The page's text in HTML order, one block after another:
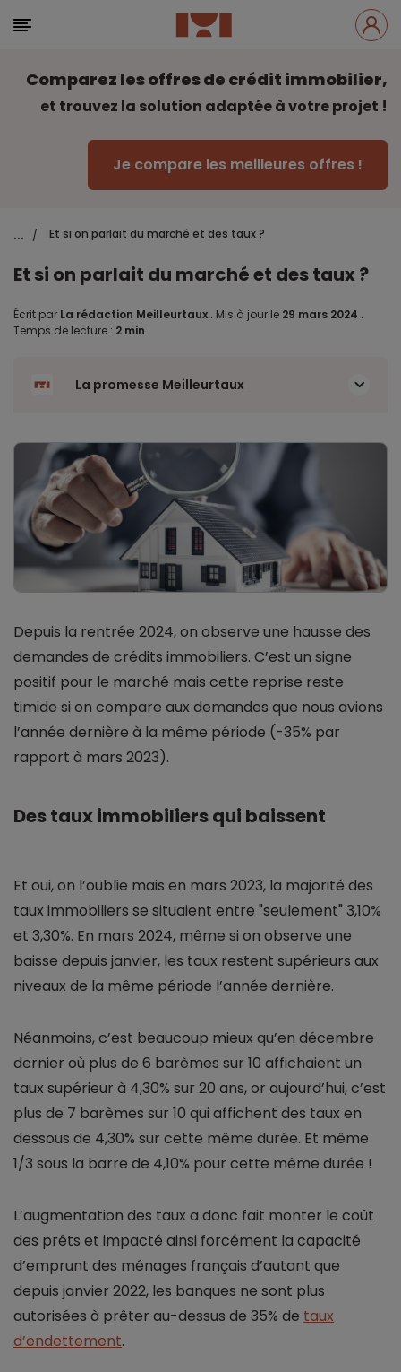
Comparez les offres de crédit immobilier,
et trouvez la solution adaptée à votre projet !
Je compare les meilleures offres !
... / Et si on parlait du marché et des taux ?
Et si on parlait du marché et des taux ?
Écrit par La rédaction Meilleurtaux . Mis à jour le 29 mars 2024 .
Temps de lecture : 2 min
La promesse Meilleurtaux
Depuis la rentrée 2024, on observe une hausse des
demandes de crédits immobiliers. C’est un signe
positif pour le marché mais cette reprise reste
timide si on compare aux demandes que nous avions
l’année dernière à la même période (-35% par
rapport à mars 2023).
Des taux immobiliers qui baissent
Et oui, on l’oublie mais en mars 2023, la majorité des
taux immobiliers se situaient entre "seulement" 3,10%
et 3,30%. En mars 2024, même si on observe une
baisse depuis janvier, les taux restent supérieurs aux
niveaux de la même période l’année dernière.
Néanmoins, c’est beaucoup mieux qu’en décembre
dernier où plus de 6 barèmes sur 10 affichaient un
taux supérieur à 4,30% sur 20 ans, or aujourd’hui, c’est
plus de 7 barèmes sur 10 qui affichent des taux en
dessous de 4,30% sur cette même durée. Et même
1/3 sous la barre de 4,10% pour cette même durée !
L’augmentation des taux a donc fait monter le coût
des prêts et impacté ainsi forcément la capacité
d’emprunt des ménages français d’autant que
depuis janvier 2022, les banques ne sont plus
autorisées à prêter au-dessus de 35% de taux
d’endettement.